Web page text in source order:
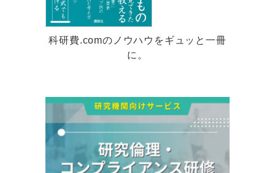
科研費.comのノウハウをギュッと一冊
に。